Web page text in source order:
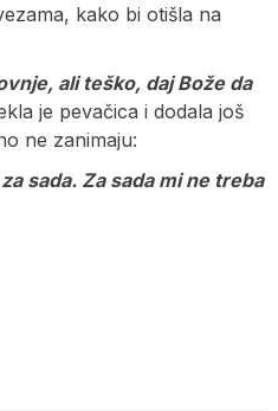
kako bi otišla na
ali teško, daj Bože da
je pevačica i dodala još
ne zanimaju:
sada. Za sada mi ne treba